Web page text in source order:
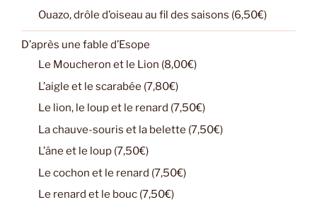
Ouazo, drôle d’oiseau au fil des saisons (6,50€)
D’après une fable d’Esope
Le Moucheron et le Lion (8,00€)
L’aigle et le scarabée (7,80€)
Le lion, le loup et le renard (7,50€)
La chauve-souris et la belette (7,50€)
L’âne et le loup (7,50€)
Le cochon et le renard (7,50€)
Le renard et le bouc (7,50€)